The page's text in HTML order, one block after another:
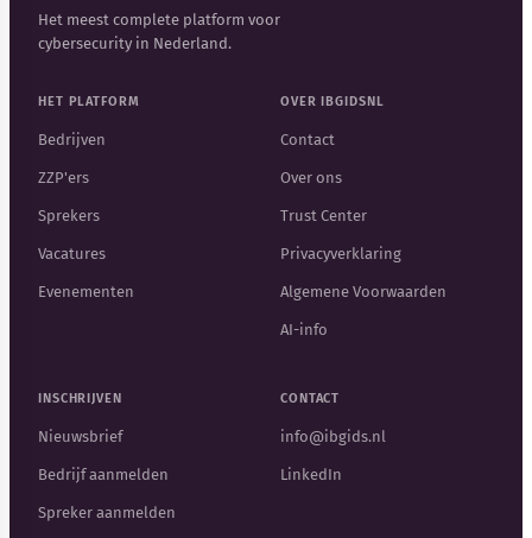
Het meest complete platform voor
cybersecurity in Nederland.
HET PLATFORM
Bedrijven
ZZP'ers
Sprekers
Vacatures
Evenementen
OVER IBGIDSNL
Contact
Over ons
Trust Center
Privacyverklaring
Algemene Voorwaarden
AI-info
INSCHRIJVEN
Nieuwsbrief
Bedrijf aanmelden
Spreker aanmelden
CONTACT
info@ibgids.nl
LinkedIn